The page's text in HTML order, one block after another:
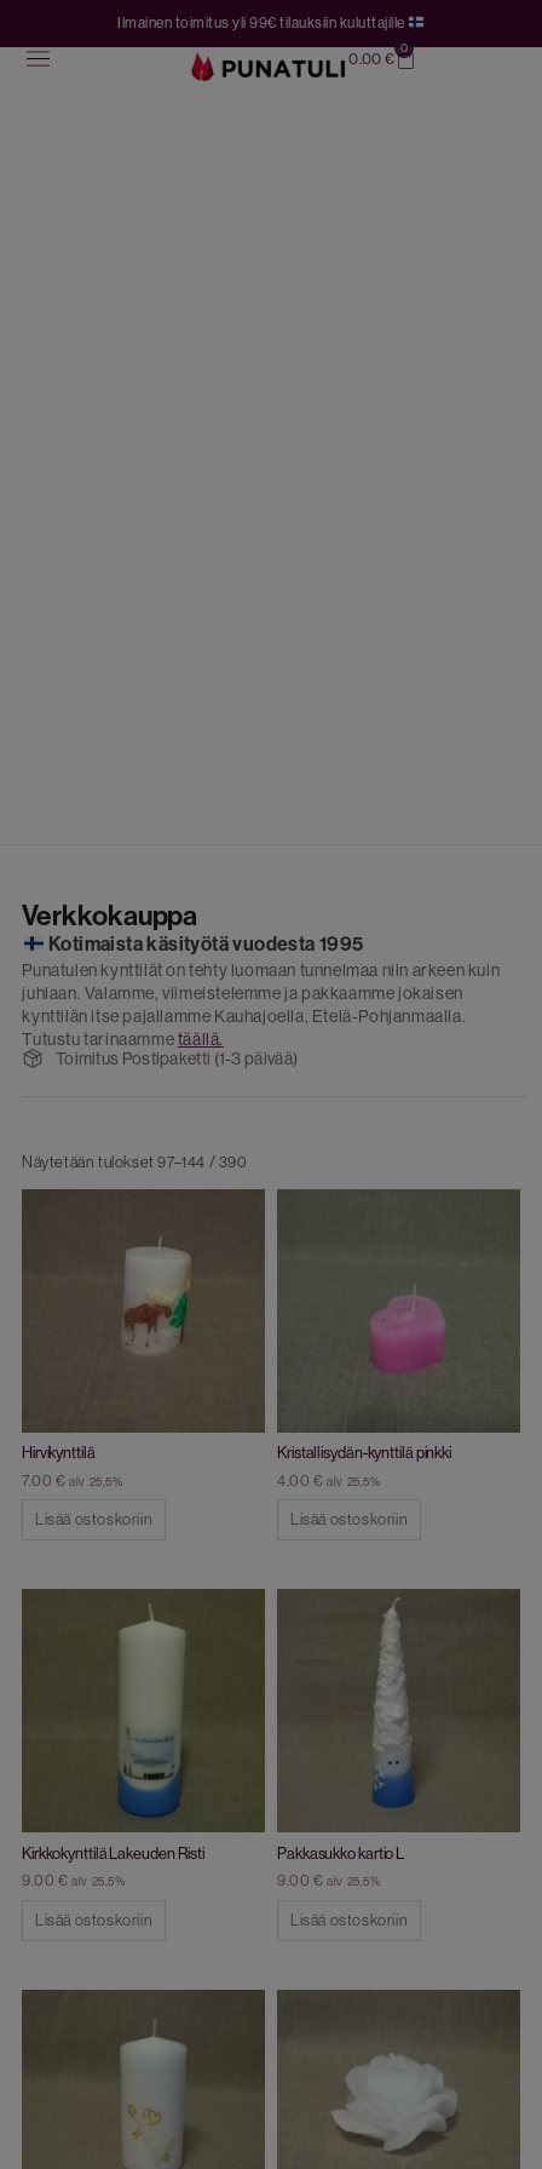
Ilmainen toimitus yli 99€ tilauksiin kuluttajille
0.00 €
0
Verkkokauppa
Kotimaista käsityötä vuodesta 1995
Punatulen kynttilät on tehty luomaan tunnelmaa niin arkeen kuin
juhlaan. Valamme, viimeistelemme ja pakkaamme jokaisen
kynttilän itse pajallamme Kauhajoella, Etelä-Pohjanmaalla.
Tutustu tarinaammetäällä.
Toimitus Postipaketti (1-3 päivää)
Näytetään tulokset 97–144 / 390
Hirvikynttilä
7.00 € alv 25,5%
Lisää ostoskoriin
Kristallisydän-kynttilä pinkki
4.00 € alv 25,5%
Lisää ostoskoriin
Kirkkokynttilä Lakeuden Risti
9.00 € alv 25,5%
Lisää ostoskoriin
Pakkasukko kartio L
9.00 € alv 25,5%
Lisää ostoskoriin